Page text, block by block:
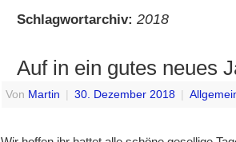
Schlagwortarchiv: 2018
Auf in ein gutes neues
Von Martin 30. Dezember 2018